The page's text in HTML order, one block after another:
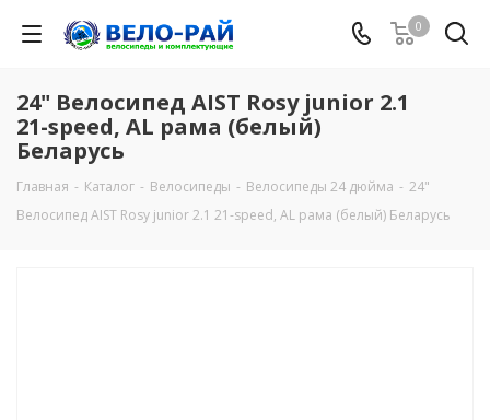
0
24" Велосипед AIST Rosy junior 2.1
21-speed, AL рама (белый)
Беларусь
Главная - Каталог - Велосипеды - Велосипеды 24 дюйма - 24"
Велосипед AIST Rosy junior 2.1 21-speed, AL рама (белый) Беларусь